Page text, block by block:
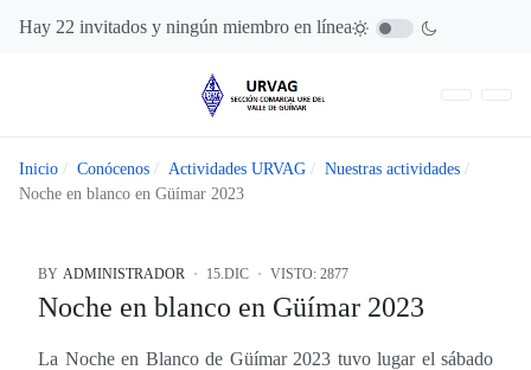
Hay 22 invitados y ningún miembro en línea
Inicio Conócenos Actividades URVAG
Nuestras actividades
Noche en blanco en Güímar 2023
BY ADMINISTRADOR 15.DIC VISTO: 2877
Noche en blanco en Güímar 2023
La Noche en Blanco de Güímar 2023 tuvo lugar el sábado